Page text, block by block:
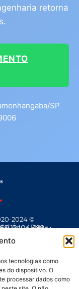
tecnologias como
do dispositivo. O
processar dados como
retorna
SP
2024 ©
• Brasil • CEP 12404-289